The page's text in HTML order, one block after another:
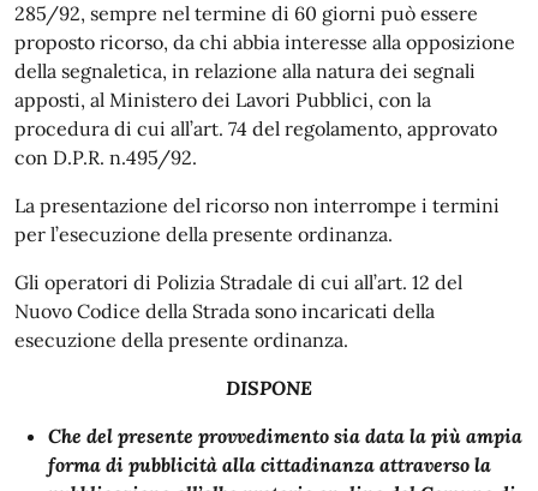
285/92, sempre nel termine di 60 giorni può essere
proposto ricorso, da chi abbia interesse alla opposizione
della segnaletica, in relazione alla natura dei segnali
apposti, al Ministero dei Lavori Pubblici, con la
procedura di cui all’art. 74 del regolamento, approvato
con D.P.R. n.495/92.
La presentazione del ricorso non interrompe i termini
per l’esecuzione della presente ordinanza.
Gli operatori di Polizia Stradale di cui all’art. 12 del
Nuovo Codice della Strada sono incaricati della
esecuzione della presente ordinanza.
DISPONE
Che del presente provvedimento sia data la più ampia
forma di pubblicità alla cittadinanza attraverso la